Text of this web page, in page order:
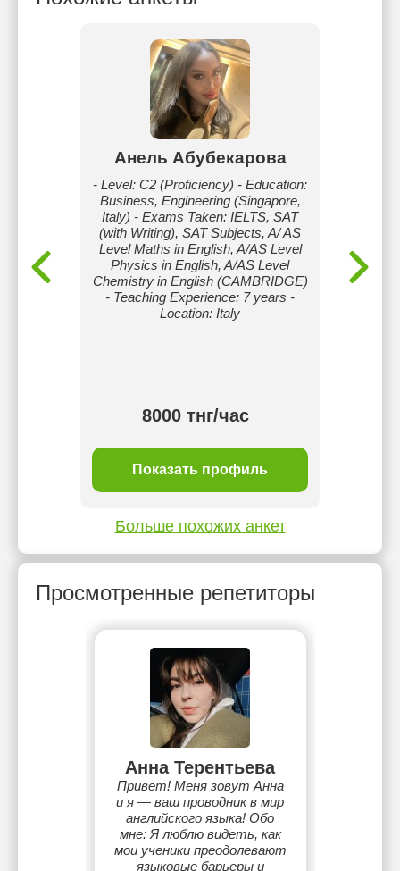
Анель Абубекарова
- Level: C2 (Proficiency) - Education:
Business, Engineering (Singapore,
Italy) - Exams Taken: IELTS, SAT
(with Writing), SAT Subjects, A/ AS
Level Maths in English, A/AS Level
Physics in English, A/AS Level
Chemistry in English (CAMBRIDGE)
- Teaching Experience: 7 years -
Location: Italy
8000 тнг/час
Показать профиль
Больше похожих анкет
Просмотренные репетиторы
Анна Терентьева
Привет! Меня зовут Анна
и я — ваш проводник в мир
английского языка! Обо
мне: Я люблю видеть, как
мои ученики преодолевают
языковые барьеры и